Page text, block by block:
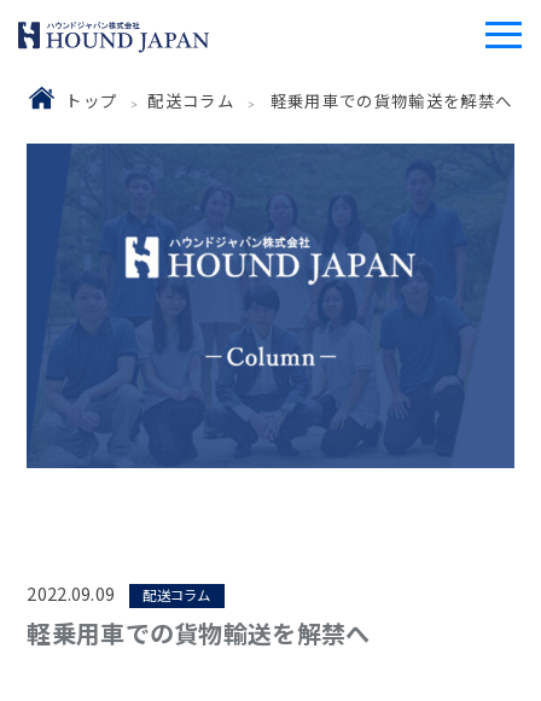
トップ 配送コラム 軽乗用車での貨物輸送を解禁へ
2022.09.09 配送コラム
軽乗用車での貨物輸送を解禁へ